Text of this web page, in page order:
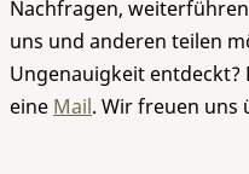
Nachfragen,
uns und anderen teilen
Ungenauigkeit entdeckt?
eine Mail. Wir freuen uns